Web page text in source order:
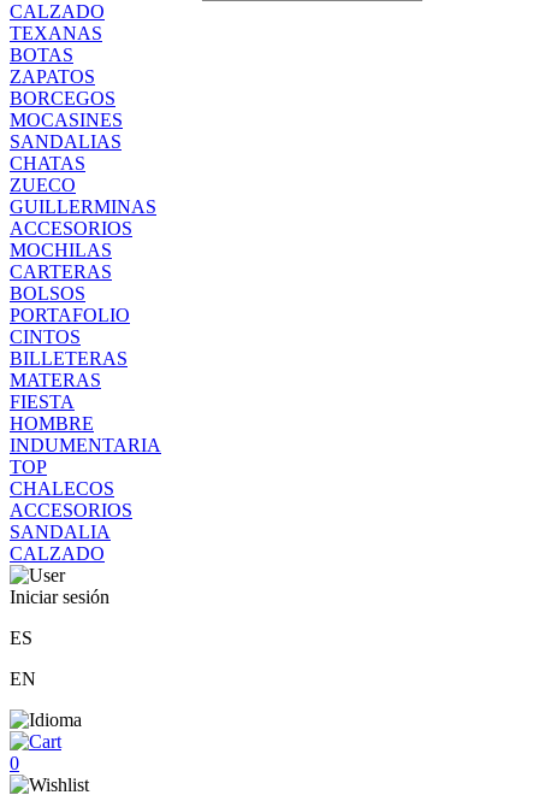
CALZADO
TEXANAS
BOTAS
ZAPATOS
BORCEGOS
MOCASINES
SANDALIAS
CHATAS
ZUECO
GUILLERMINAS
ACCESORIOS
MOCHILAS
CARTERAS
BOLSOS
PORTAFOLIO
CINTOS
BILLETERAS
MATERAS
FIESTA
HOMBRE
INDUMENTARIA
TOP
CHALECOS
ACCESORIOS
SANDALIA
CALZADO
Iniciar sesión
ES
EN
0